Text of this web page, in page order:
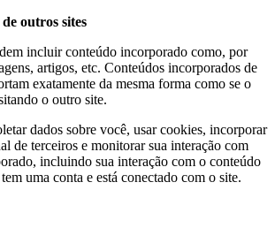
outros sites
incluir conteúdo incorporado como, por
artigos, etc. Conteúdos incorporados de
exatamente da mesma forma como se o
o outro site.
dados sobre você, usar cookies, incorporar
de terceiros e monitorar sua interação com
incluindo sua interação com o conteúdo
uma conta e está conectado com o site.